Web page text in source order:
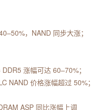
，NAND 同步大涨；
涨幅可达 60–70%；
NAND 价格涨幅超过 50%；
ASP 同比涨幅上调